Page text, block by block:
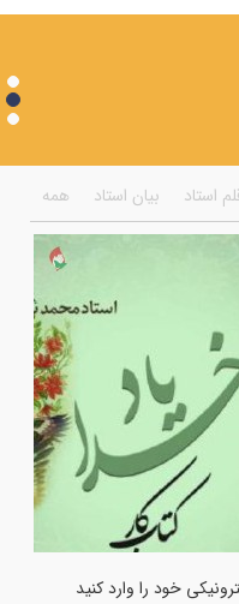
علیه السلام است
السلام)
همه بیان استاد استاد
خود را وارد کنید